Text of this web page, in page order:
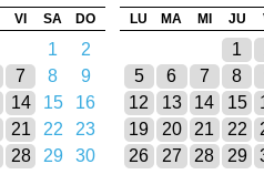
VI SA DO
1
2
7 8
9
14 15
16
21 22
23
28 29
30
LU MA MI JU
1
5
6 7 8
12
13 14 15
19
20 21 22
26
27 28 29